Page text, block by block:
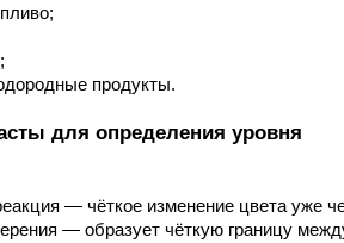
продукты.
для определения уровня
— чёткое изменение цвета уже
— образует чёткую границу